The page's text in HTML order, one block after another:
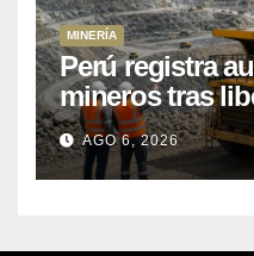
MINERÍA
Perú registra
mineros tras
de mil
cobre y oro
AGO 6, 2026